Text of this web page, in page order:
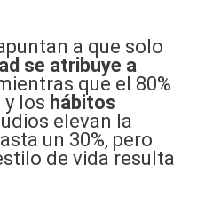
a que solo
se atribuye a
que el 80%
y los hábitos
elevan la
un 30%, pero
de vida resulta